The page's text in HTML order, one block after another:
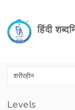
हिंदी
Levels